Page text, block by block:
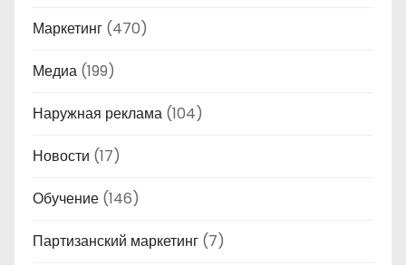
Маркетинг (470)
Медиа (199)
Наружная реклама (104)
Новости (17)
Обучение (146)
Партизанский маркетинг (7)